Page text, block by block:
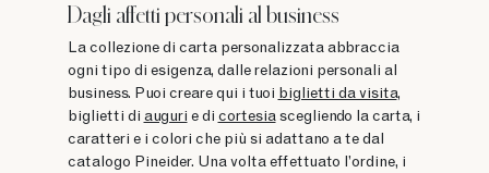
Dagli affetti personali al business
La collezione di carta personalizzata abbraccia
ogni tipo di esigenza, dalle relazioni personali al
business. Puoi creare qui i tuoi biglietti da visita,
biglietti di auguri e di cortesiascegliendo la carta, i
caratteri e i colori che più si adattano a te dal
catalogo Pineider. Una volta effettuato l’ordine, i